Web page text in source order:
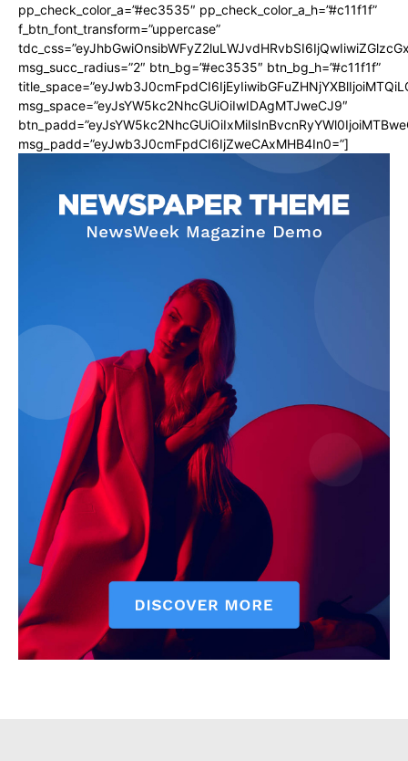
pp_check_color_a=”#ec3535″ pp_check_color_a_h=”#c11f1f”
f_btn_font_transform=”uppercase”
msg_succ_radius=”2″ btn_bg=”#ec3535″ btn_bg_h=”#c11f1f”
msg_space=”eyJsYW5kc2NhcGUiOiIwIDAgMTJweCJ9″
msg_padd=”eyJwb3J0cmFpdCI6IjZweCAxMHB4In0=”]